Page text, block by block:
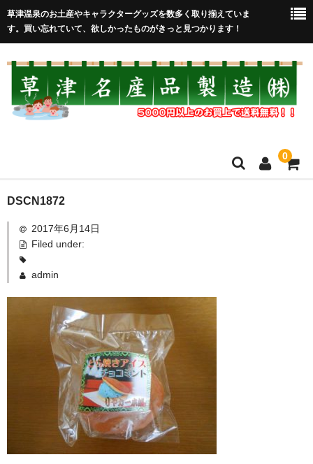
草津温泉のお土産やキャラクターグッズを数多く取り揃えていま
す。買い忘れていて、欲しかったものがきっと見つかります！
0
HOME
在庫処分セール
全取扱商品
お勧め商品
新商品
MONDE SELECTION
ご当地シリーズ
草津産熊笹
DSCN1872
2017年6月14日
Filed under:
admin